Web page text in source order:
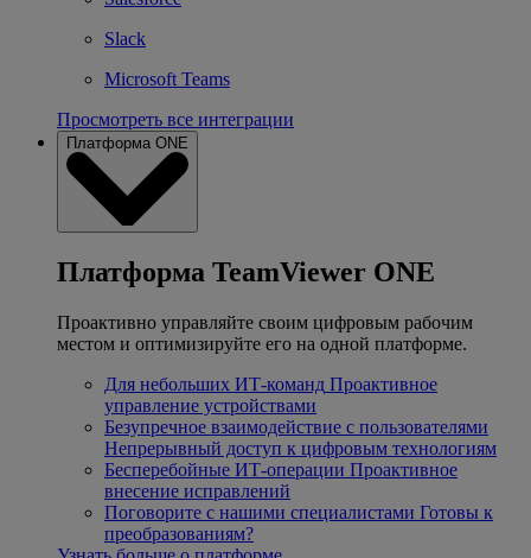
Slack
Microsoft Teams
Просмотреть все интеграции
Платформа ONE
Платформа TeamViewer ONE
Проактивно управляйте своим цифровым рабочим
местом и оптимизируйте его на одной платформе.
Для небольших ИТ-команд Проактивное
управление устройствами
Безупречное взаимодействие с пользователями
Непрерывный доступ к цифровым технологиям
Бесперебойные ИТ-операции Проактивное
внесение исправлений
Поговорите с нашими специалистами Готовы к
преобразованиям?